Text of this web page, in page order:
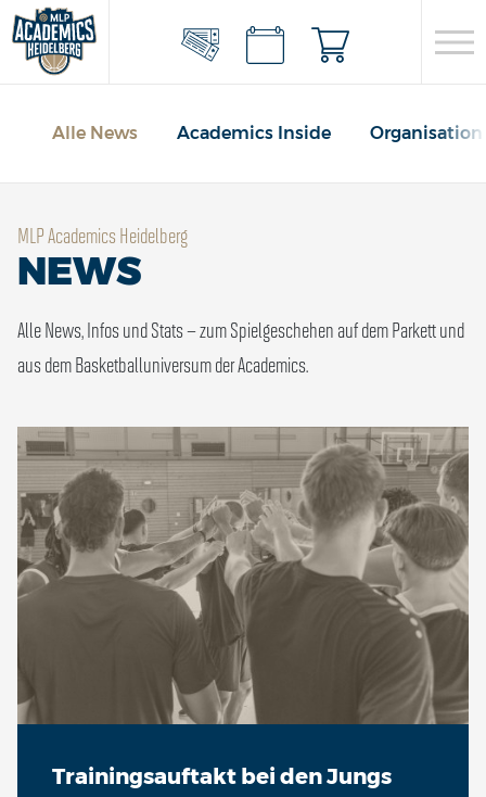
Alle News Academics Inside Organisation
MLP Academics Heidelberg
NEWS
Alle News, Infos und Stats – zum Spielgeschehen auf dem Parkett und
aus dem Basketballuniversum der Academics.
Trainingsauftakt bei den Jungs